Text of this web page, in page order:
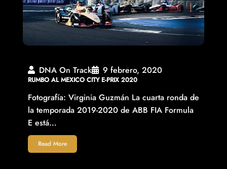
DNA On Track 9 febrero, 2020
RUMBO AL MEXICO CITY E-PRIX 2020
Fotografía: Virginia Guzmán La cuarta ronda de
la temporada 2019-2020 de ABB FIA Formula
E está…
Read More